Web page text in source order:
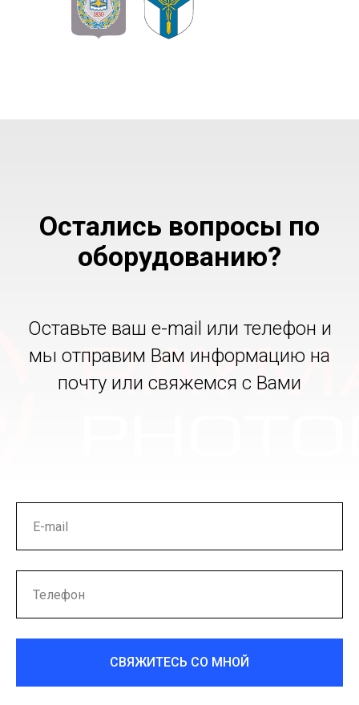
Остались вопросы по
оборудованию?
Оставьте ваш e-mail или телефон и
мы отправим Вам информацию на
почту или свяжемся с Вами
СВЯЖИТЕСЬ СО МНОЙ